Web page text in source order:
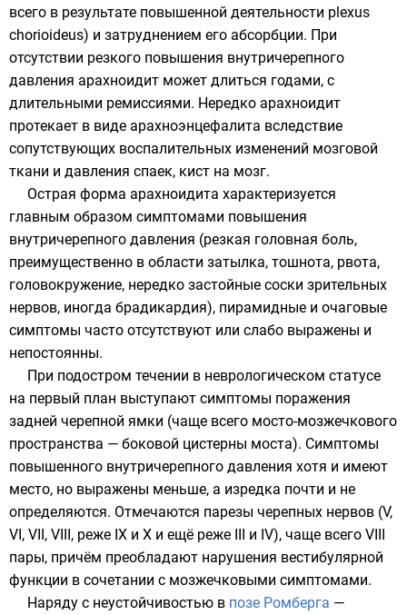
всего в результате повышенной деятельности plexus
chorioideus) и затруднением его абсорбции. При
отсутствии резкого повышения внутричерепного
давления арахноидит может длиться годами, с
длительными ремиссиями. Нередко арахноидит
протекает в виде арахноэнцефалита вследствие
сопутствующих воспалительных изменений мозговой
ткани и давления спаек, кист на мозг.
Острая форма арахноидита характеризуется
главным образом симптомами повышения
внутричерепного давления (резкая головная боль,
преимущественно в области затылка, тошнота, рвота,
головокружение, нередко застойные соски зрительных
нервов, иногда брадикардия), пирамидные и очаговые
симптомы часто отсутствуют или слабо выражены и
непостоянны.
При подостром течении в неврологическом статусе
на первый план выступают симптомы поражения
задней черепной ямки (чаще всего мосто-мозжечкового
пространства — боковой цистерны моста). Симптомы
повышенного внутричерепного давления хотя и имеют
место, но выражены меньше, а изредка почти и не
определяются. Отмечаются парезы черепных нервов (V,
VI, VII, VIII, реже IX и X и ещё реже III и IV), чаще всего VIII
пары, причём преобладают нарушения вестибулярной
функции в сочетании с мозжечковыми симптомами.
Наряду с неустойчивостью в позе Ромберга —